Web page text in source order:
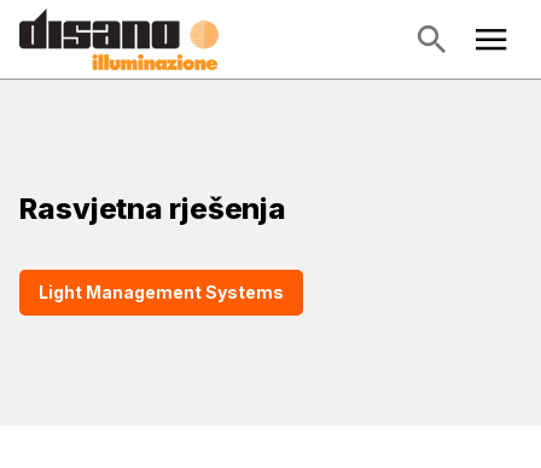
Rasvjetna rješenja
Light Management Systems